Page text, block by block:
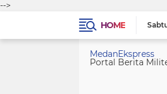
-->
HOME
MedanEkspress
Portal Berita